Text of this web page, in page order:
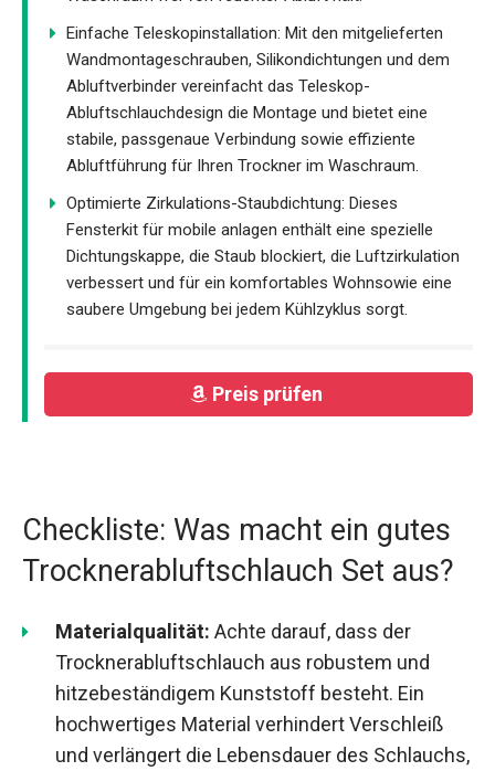
Einfache Teleskopinstallation: Mit den mitgelieferten
Wandmontageschrauben, Silikondichtungen und dem
Abluftverbinder vereinfacht das Teleskop-
Abluftschlauchdesign die Montage und bietet eine
stabile, passgenaue Verbindung sowie effiziente
Abluftführung für Ihren Trockner im Waschraum.
Optimierte Zirkulations-Staubdichtung: Dieses
Fensterkit für mobile anlagen enthält eine spezielle
Dichtungskappe, die Staub blockiert, die Luftzirkulation
verbessert und für ein komfortables Wohnsowie eine
saubere Umgebung bei jedem Kühlzyklus sorgt.
Preis prüfen
Checkliste: Was macht ein gutes
Trocknerabluftschlauch Set aus?
Materialqualität: Achte darauf, dass der
Trocknerabluftschlauch aus robustem und
hitzebeständigem Kunststoff besteht. Ein
hochwertiges Material verhindert Verschleiß
und verlängert die Lebensdauer des Schlauchs,